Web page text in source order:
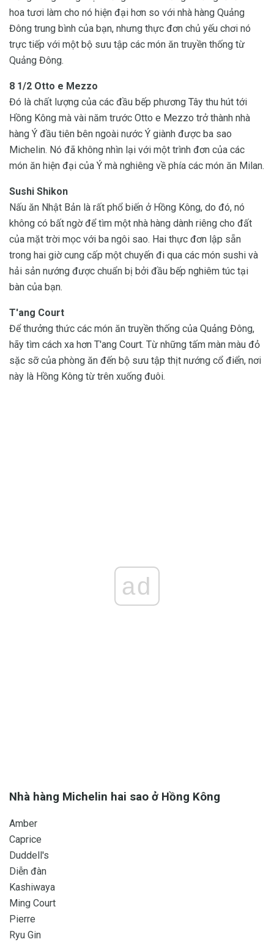
hoa tươi làm cho nó hiện đại hơn so với nhà hàng Quảng
Đông trung bình của bạn, nhưng thực đơn chủ yếu chơi nó
trực tiếp với một bộ sưu tập các món ăn truyền thống từ
Quảng Đông.
8 1/2 Otto e Mezzo
Đó là chất lượng của các đầu bếp phương Tây thu hút tới
Hồng Kông mà vài năm trước Otto e Mezzo trở thành nhà
hàng Ý đầu tiên bên ngoài nước Ý giành được ba sao
Michelin. Nó đã không nhìn lại với một trình đơn của các
món ăn hiện đại của Ý mà nghiêng về phía các món ăn Milan.
Sushi Shikon
Nấu ăn Nhật Bản là rất phổ biến ở Hồng Kông, do đó, nó
không có bất ngờ để tìm một nhà hàng dành riêng cho đất
của mặt trời mọc với ba ngôi sao. Hai thực đơn lập sẵn
trong hai giờ cung cấp một chuyến đi qua các món sushi và
hải sản nướng được chuẩn bị bởi đầu bếp nghiêm túc tại
bàn của bạn.
T'ang Court
Để thưởng thức các món ăn truyền thống của Quảng Đông,
hãy tìm cách xa hơn T'ang Court. Từ những tấm màn màu đỏ
sặc sỡ của phòng ăn đến bộ sưu tập thịt nướng cổ điển, nơi
này là Hồng Kông từ trên xuống đuôi.
ad
Nhà hàng Michelin hai sao ở Hồng Kông
Amber
Caprice
Duddell's
Diễn đàn
Kashiwaya
Ming Court
Pierre
Ryu Gin